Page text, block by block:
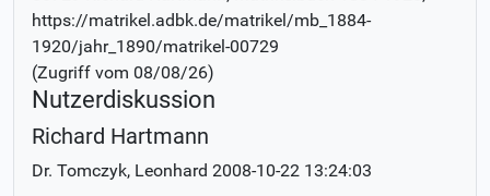
https://matrikel.adbk.de/matrikel/mb_1884-
1920/jahr_1890/matrikel-00729
(Zugriff vom 08/08/26)
Nutzerdiskussion
Richard Hartmann
Dr. Tomczyk, Leonhard 2008-10-22 13:24:03